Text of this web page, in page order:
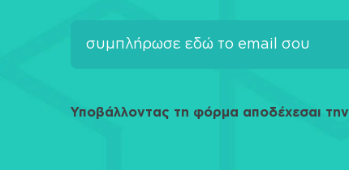
Υποβάλλοντας τη φόρμα αποδέχεσαι την